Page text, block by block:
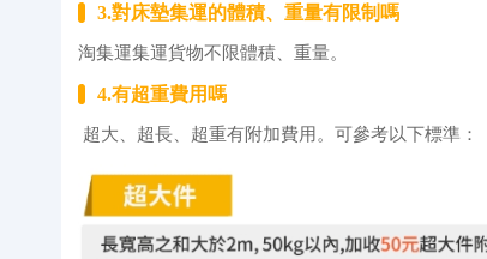
3.對床墊集運的體積、重量有限制嗎
淘集運集運貨物不限體積、重量。
4.有超重費用嗎
超大、超長、超重有附加費用。可參考以下標準：